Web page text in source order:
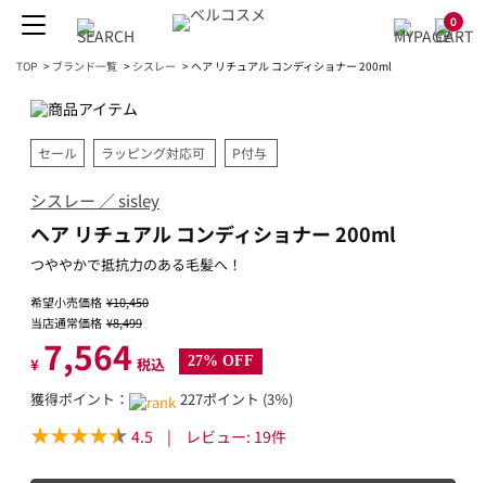
0
TOP > ブランド一覧 > シスレー >ヘア リチュアル コンディショナー 200ml
セール ラッピング対応可 P付与
シスレー ／ sisley
ヘア リチュアル コンディショナー 200ml
つややかで抵抗力のある毛髪へ！
希望小売価格 ¥10,450
当店通常価格 ¥8,499
¥ 7,564 税込 27% OFF
獲得ポイント： 227ポイント (3％)
4.5 | レビュー: 19件